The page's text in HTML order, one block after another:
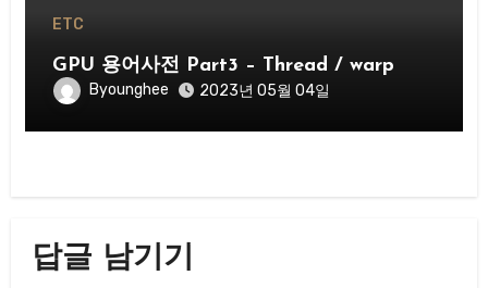
ETC
GPU 용어사전 Part3 – Thread / warp
Byounghee 2023년 05월 04일
답글 남기기